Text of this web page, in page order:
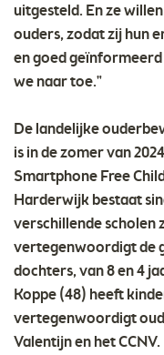
uitgesteld. En ze
ouders, zodat zij hun
en goed
we naar toe."
De landelijke
is in de zomer van
Smartphone Free
Harderwijk bestaat
verschillende scholen
vertegenwoordigt de
dochters, van 8 en 4
Koppe (48) heeft
vertegenwoordigt
Valentijn en het CCNV.